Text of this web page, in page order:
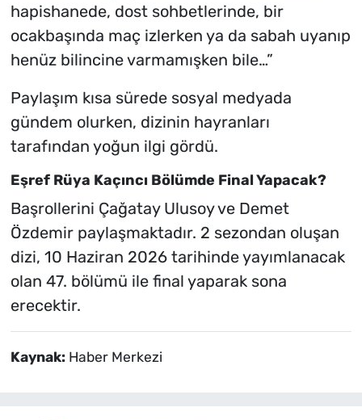
hapishanede, dost sohbetlerinde, bir
ocakbaşında maç izlerken ya da sabah uyanıp
henüz bilincine varmamışken bile…”
Paylaşım kısa sürede sosyal medyada
gündem olurken, dizinin hayranları
tarafından yoğun ilgi gördü.
Eşref Rüya Kaçıncı Bölümde Final Yapacak?
Başrollerini Çağatay Ulusoy ve Demet
Özdemir paylaşmaktadır. 2 sezondan oluşan
dizi, 10 Haziran 2026 tarihinde yayımlanacak
olan 47. bölümü ile final yaparak sona
erecektir.
Kaynak: Haber Merkezi